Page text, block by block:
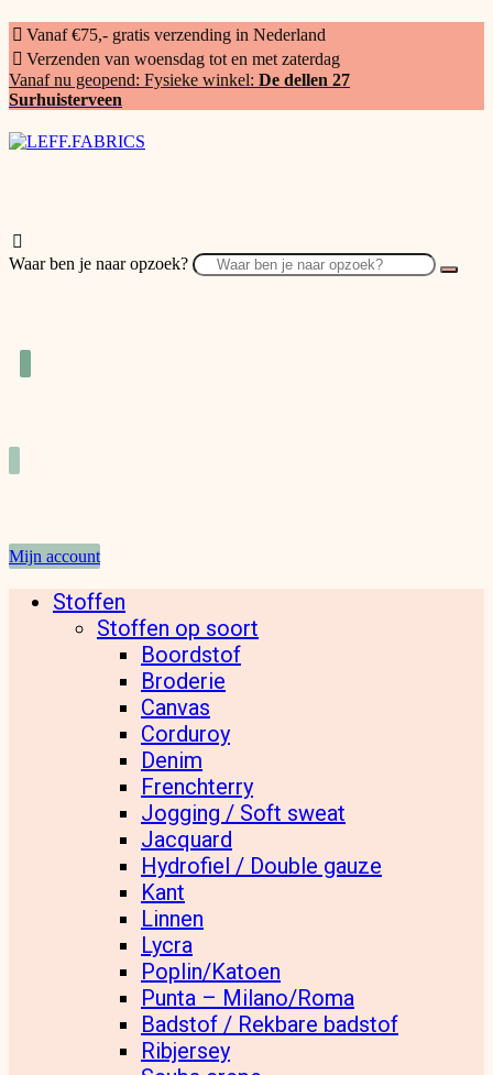
Vanaf €75,- gratis verzending in Nederland
Verzenden van woensdag tot en met zaterdag
Vanaf nu geopend: Fysieke winkel: De dellen 27
Surhuisterveen
Waar ben je naar opzoek?
Mijn account
Stoffen
Stoffen op soort
Boordstof
Broderie
Canvas
Corduroy
Denim
Frenchterry
Jogging / Soft sweat
Jacquard
Hydrofiel / Double gauze
Kant
Linnen
Lycra
Poplin/Katoen
Punta – Milano/Roma
Badstof / Rekbare badstof
Ribjersey